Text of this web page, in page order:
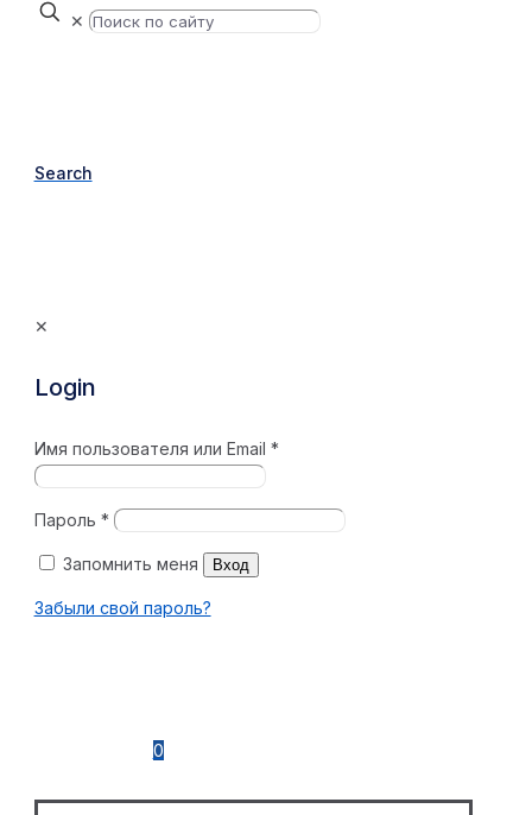
✕
Search
✕
Login
Имя пользователя или Email *
Пароль *
Запомнить меня Вход
Забыли свой пароль?
0